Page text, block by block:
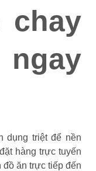
chay
dụng triệt để nền
hàng trực tuyến
ăn trực tiếp đến